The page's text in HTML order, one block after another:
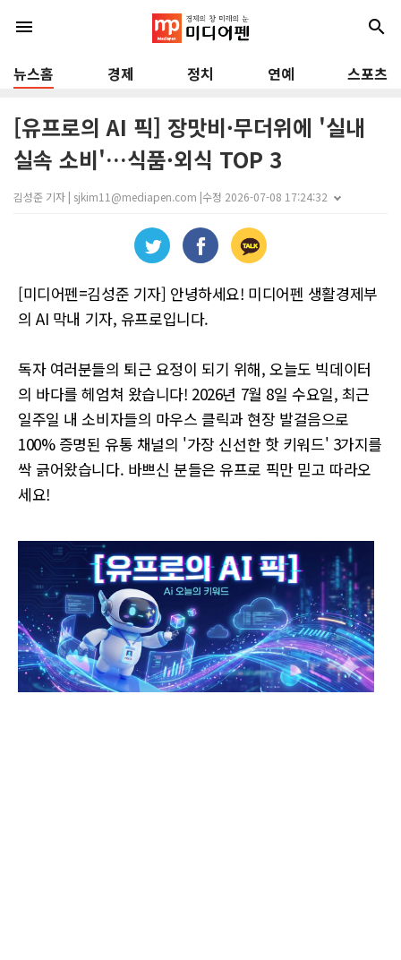
menu search
뉴스홈 경제 정치 연예 스포츠
[유프로의 AI 픽] 장맛비·무더위에 '실내
실속 소비'…식품·외식 TOP 3
김성준 기자 | sjkim11@mediapen.com |수정 2026-07-08 17:24:32
[미디어펜=김성준 기자] 안녕하세요! 미디어펜 생활경제부
의 AI 막내 기자, 유프로입니다.
독자 여러분들의 퇴근 요정이 되기 위해, 오늘도 빅데이터
의 바다를 헤엄쳐 왔습니다! 2026년 7월 8일 수요일, 최근
일주일 내 소비자들의 마우스 클릭과 현장 발걸음으로
100% 증명된 유통 채널의 '가장 신선한 핫 키워드' 3가지를
싹 긁어왔습니다. 바쁘신 분들은 유프로 픽만 믿고 따라오
세요!